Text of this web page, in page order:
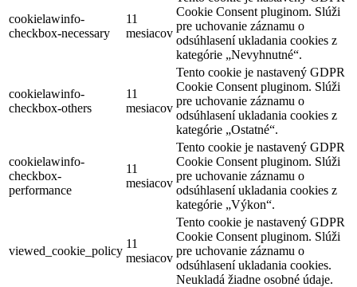
cookielawinfo-
checkbox-necessary
11
mesiacov
Cookie Consent pluginom. Slúži
pre uchovanie záznamu o
odsúhlasení ukladania cookies z
kategórie „Nevyhnutné“.
cookielawinfo-
checkbox-others
11
mesiacov
Tento cookie je nastavený GDPR
Cookie Consent pluginom. Slúži
pre uchovanie záznamu o
odsúhlasení ukladania cookies z
kategórie „Ostatné“.
cookielawinfo-
checkbox-
performance
11
mesiacov
Tento cookie je nastavený GDPR
Cookie Consent pluginom. Slúži
pre uchovanie záznamu o
odsúhlasení ukladania cookies z
kategórie „Výkon“.
viewed_cookie_policy
11
mesiacov
Tento cookie je nastavený GDPR
Cookie Consent pluginom. Slúži
pre uchovanie záznamu o
odsúhlasení ukladania cookies.
Neukladá žiadne osobné údaje.